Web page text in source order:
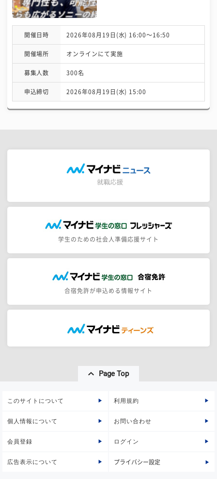
開催日時 2026年08月19日(水) 16:00〜16:50
開催場所 オンラインにて実施
募集人数 300名
申込締切 2026年08月19日(水) 15:00
学生のための社会人準備応援サイト
合宿免許が申込める情報サイト
Page Top
このサイトについて 利用規約
個人情報について お問い合わせ
会員登録 ログイン
広告表示について プライバシー設定